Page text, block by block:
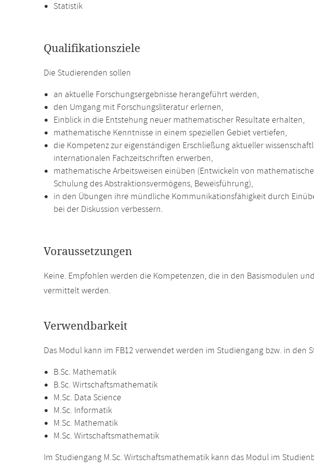
Statistik
Qualifikationsziele
Die Studierenden sollen
an aktuelle Forschungsergebnisse herangeführt werden,
den Umgang mit Forschungsliteratur erlernen,
Einblick in die Entstehung neuer mathematischer Resultate erhalten,
mathematische Kenntnisse in einem speziellen Gebiet vertiefen,
die Kompetenz zur eigenständigen Erschließung aktueller
internationalen Fachzeitschriften erwerben,
mathematische Arbeitsweisen einüben (Entwickeln von
Schulung des Abstraktionsvermögens, Beweisführung),
in den Übungen ihre mündliche Kommunikationsfähigkeit durch
bei der Diskussion verbessern.
Voraussetzungen
Keine. Empfohlen werden die Kompetenzen, die in den Basismodulen
vermittelt werden.
Verwendbarkeit
Das Modul kann im FB12 verwendet werden im Studiengang bzw. in den
B.Sc. Mathematik
B.Sc. Wirtschaftsmathematik
M.Sc. Data Science
M.Sc. Informatik
M.Sc. Mathematik
M.Sc. Wirtschaftsmathematik
Im Studiengang M.Sc. Wirtschaftsmathematik kann das Modul im